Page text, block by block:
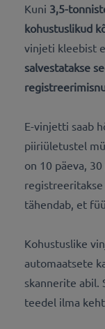
Kuni 3,5-
kohustuslikud
vinjeti kleebist
salvestatakse
E-vinjetti saab
piiriületustel
on 10 päeva,
tähendab, et
Kohustuslike
automaatsete
skannerite abil.
teedel ilma